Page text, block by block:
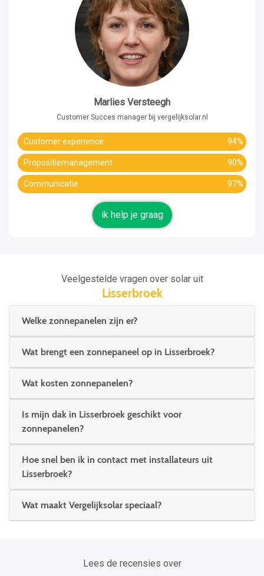
Marlies Versteegh
Customer Succes manager bij vergelijksolar.nl
Customer experience 94%
Propositiemanagement 90%
Communicatie 97%
ik help je graag
Veelgestelde vragen over solar uit
Lisserbroek
Welke zonnepanelen zijn er?
Wat brengt een zonnepaneel op in Lisserbroek?
Wat kosten zonnepanelen?
Is mijn dak in Lisserbroek geschikt voor
zonnepanelen?
Hoe snel ben ik in contact met installateurs uit
Lisserbroek?
Wat maakt Vergelijksolar speciaal?
Lees de recensies over